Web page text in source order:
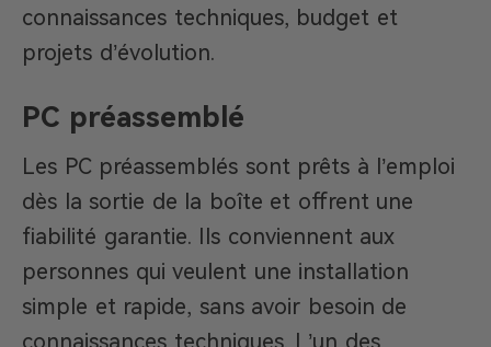
connaissances techniques, budget et
projets d’évolution.
PC préassemblé
Les PC préassemblés sont prêts à l’emploi
dès la sortie de la boîte et offrent une
fiabilité garantie. Ils conviennent aux
personnes qui veulent une installation
simple et rapide, sans avoir besoin de
connaissances techniques. L’un des